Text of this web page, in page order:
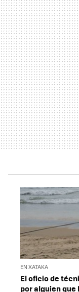
EN XATAKA
El oficio de
por alguien que